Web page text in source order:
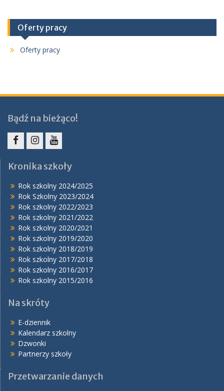
Oferty pracy
Oferty pracy
Bądź na bieżąco!
Kronika szkoły
Rok szkolny 2024/2025
Rok Szkolny 2023/2024
Rok szkolny 2022/2023
Rok szkolny 2021/2022
Rok szkolny 2020/2021
Rok szkolny 2019/2020
Rok szkolny 2018/2019
Rok szkolny 2017/2018
Rok szkolny 2016/2017
Rok szkolny 2015/2016
Na skróty
E-dziennik
Kalendarz szkolny
Dzwonki
Partnerzy szkoły
Przetwarzanie danych